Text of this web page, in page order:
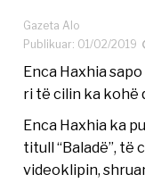
Gazeta Alo
Publikuar: 01/02/2019
Enca Haxhia
ri të cilin ka kohë
Enca Haxhia ka
titull “Baladë”, të
videoklipin,